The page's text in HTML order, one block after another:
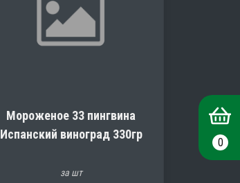
Мороженое 33 пингвина
Испанский виноград 330гр
за шт
0